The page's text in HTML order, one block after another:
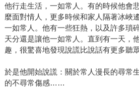
他行走生活，一如常人。有的時候他會
麼面對情人，更多時候和家人隔著冰峽
一如常人。他有一些狂熱，以及許多瑣
天分還是讓他一如常人。直到有一天，
趣，很驚喜地發現說謊比說話有更多聽眾
於是他開始說謊：關於常人漫長的尋常
的不尋常傷感……